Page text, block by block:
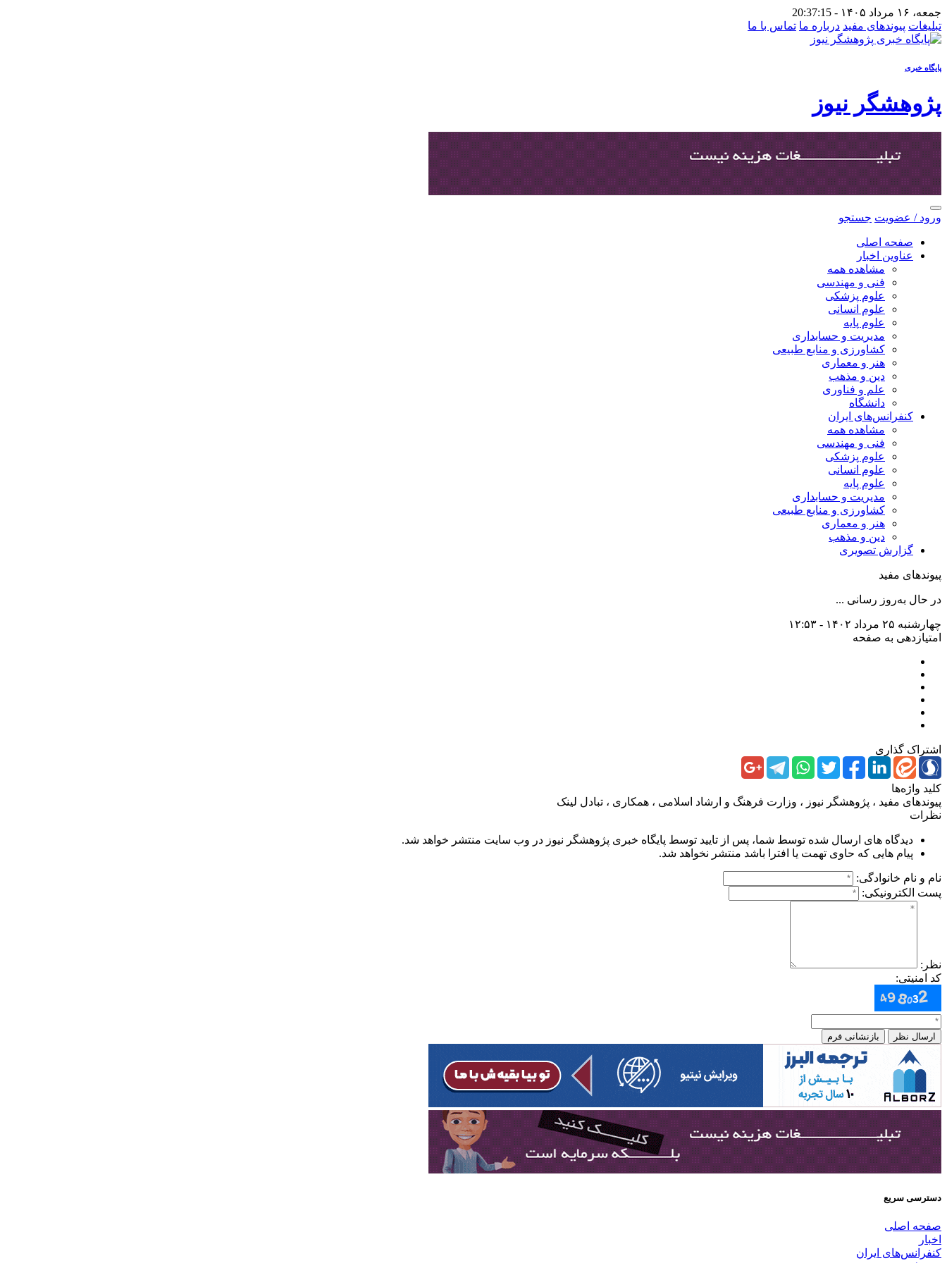
جمعه، ۱۶ مرداد ۱۴۰۵ -
20:37:15
تبلیغات پیوندهای مفید درباره ما تماس با ما
پایگاه خبری
پژوهشگر نیوز
ورود / عضویت جستجو
صفحه اصلی
عناوین اخبار
مشاهده همه
فنی و مهندسی
علوم پزشکی
علوم انسانی
علوم پایه
مدیریت و حسابداری
کشاورزی و منابع طبیعی
هنر و معماری
دین و مذهب
علم و فناوری
دانشگاه
کنفرانس‌های ایران
مشاهده همه
فنی و مهندسی
علوم پزشکی
علوم انسانی
علوم پایه
مدیریت و حسابداری
کشاورزی و منابع طبیعی
هنر و معماری
دین و مذهب
گزارش تصویری
پیوندهای مفید
در حال به‌روز رسانی ...
چهارشنبه ۲۵ مرداد ۱۴۰۲ - ۱۲:۵۳
امتیازدهی به صفحه
اشتراک گذاری
کلید واژه‌ها
پیوندهای مفید ، پژوهشگر نیوز ، وزارت فرهنگ و ارشاد اسلامی ، همکاری ، تبادل لینک
نظرات
دیدگاه های ارسال شده توسط شما، پس از تایید توسط پایگاه خبری پژوهشگر نیوز در وب سایت منتشر خواهد شد.
پیام هایی که حاوی تهمت یا افترا باشد منتشر نخواهد شد.
نام و نام خانوادگی:
پست الکترونیکی:
نظر:
کد امنیتی:
ارسال نظر بازنشانی فرم
دسترسی سریع
صفحه اصلی
اخبار
کنفرانس‌های ایران